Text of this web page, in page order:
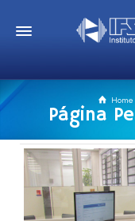
Home
Página